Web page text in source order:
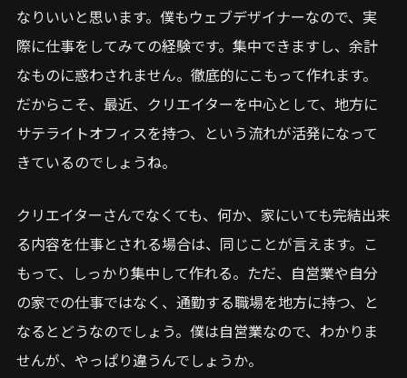
なりいいと思います。僕もウェブデザイナーなので、実
際に仕事をしてみての経験です。集中できますし、余計
なものに惑わされません。徹底的にこもって作れます。
だからこそ、最近、クリエイターを中心として、地方に
サテライトオフィスを持つ、という流れが活発になって
きているのでしょうね。
クリエイターさんでなくても、何か、家にいても完結出来
る内容を仕事とされる場合は、同じことが言えます。こ
もって、しっかり集中して作れる。ただ、自営業や自分
の家での仕事ではなく、通勤する職場を地方に持つ、と
なるとどうなのでしょう。僕は自営業なので、わかりま
せんが、やっぱり違うんでしょうか。